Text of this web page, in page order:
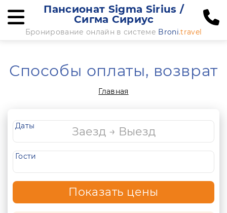
Пансионат Sigma Sirius /
Сигма Сириус
Бронирование онлайн в системе Broni.travel
Способы оплаты, возврат
Главная
Даты
Гости
Показать цены